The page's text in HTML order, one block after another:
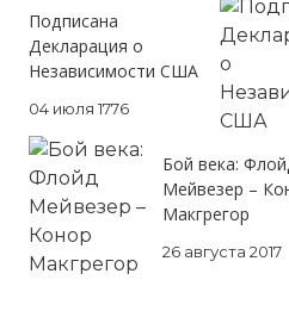
Подписана
Декларация о
Независимости США
04 июля 1776
Бой века:
Мейвезер –
Макгрегор
26 августа 2017